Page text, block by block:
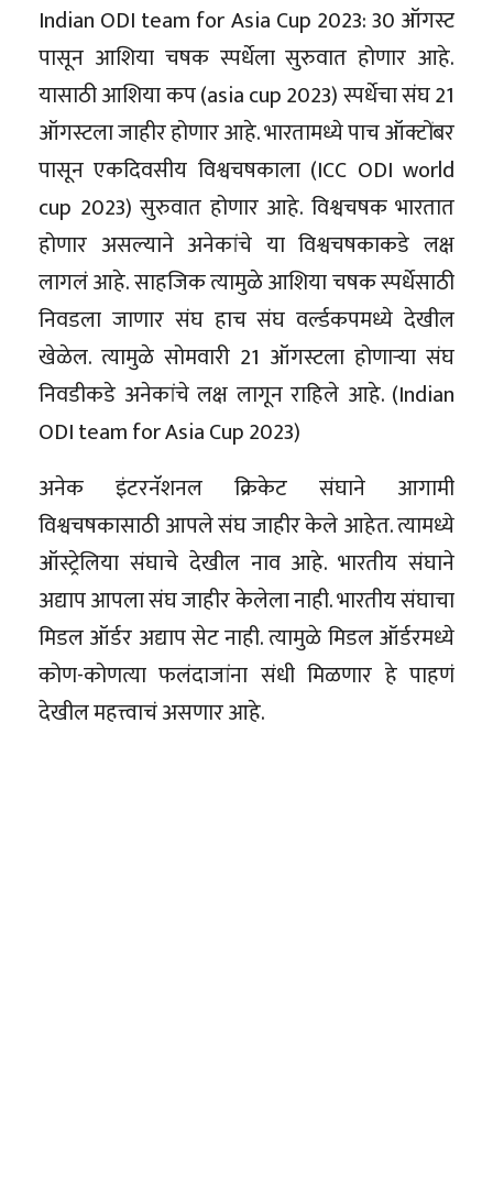
Indian ODI team for Asia Cup 2023: 30 ऑगस्ट
पासून आशिया चषक स्पर्धेला सुरुवात होणार आहे.
यासाठी आशिया कप (asia cup 2023) स्पर्धेचा संघ 21
ऑगस्टला जाहीर होणार आहे. भारतामध्ये पाच ऑक्टोंबर
पासून एकदिवसीय विश्वचषकाला (ICC ODI world
cup 2023) सुरुवात होणार आहे. विश्वचषक भारतात
होणार असल्याने अनेकांचे या विश्वचषकाकडे लक्ष
लागलं आहे. साहजिक त्यामुळे आशिया चषक स्पर्धेसाठी
निवडला जाणार संघ हाच संघ वर्ल्डकपमध्ये देखील
खेळेल. त्यामुळे सोमवारी 21 ऑगस्टला होणाऱ्या संघ
निवडीकडे अनेकांचे लक्ष लागून राहिले आहे. (Indian
ODI team for Asia Cup 2023)
अनेक इंटरनॅशनल क्रिकेट संघाने आगामी
विश्वचषकासाठी आपले संघ जाहीर केले आहेत. त्यामध्ये
ऑस्ट्रेलिया संघाचे देखील नाव आहे. भारतीय संघाने
अद्याप आपला संघ जाहीर केलेला नाही. भारतीय संघाचा
मिडल ऑर्डर अद्याप सेट नाही. त्यामुळे मिडल ऑर्डरमध्ये
कोण-कोणत्या फलंदाजांना संधी मिळणार हे पाहणं
देखील महत्त्वाचं असणार आहे.